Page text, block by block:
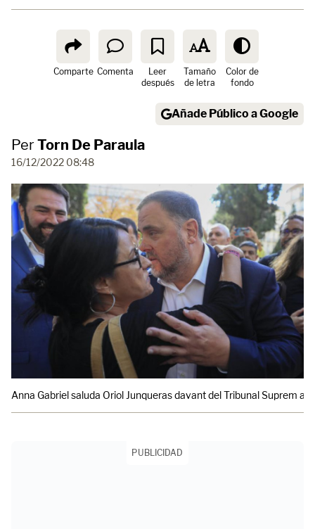
Comparte Comenta
Leer
después
Tamaño
de letra
Color de
fondo
Añade Público a Google
PerTorn De Paraula
16/12/2022 08:48
Anna Gabriel saluda Oriol Junqueras davant del Tribunal Suprem a
PUBLICIDAD